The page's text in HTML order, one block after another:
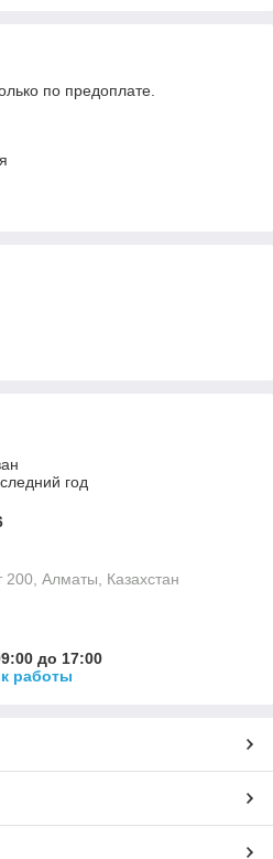
по предоплате.
год
200, Алматы, Казахстан
до 17:00
работы